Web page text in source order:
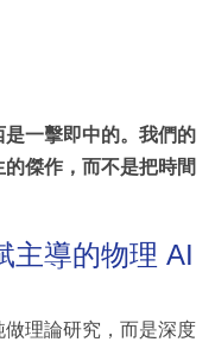
是一擊即中的。我們的
傑作，而不是把時間
主導的物理 AI
理論研究，而是深度